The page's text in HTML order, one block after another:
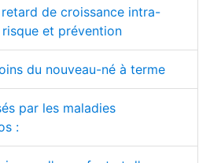
de croissance intra-
et prévention
du nouveau-né à terme
par les maladies
: